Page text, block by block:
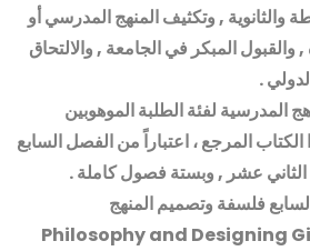
والثانوية , وتكثيف المنهج المدرسي أو
المبكر في الجامعة , والالتحاق
.
المدرسية لفئة الطلبة الموهوبين
المرجع ، اعتباراً من الفصل السابع
الثاني عشر , وبستة فصول كاملة.
فلسفة وتصميم المنهج
Philosophy and Designing